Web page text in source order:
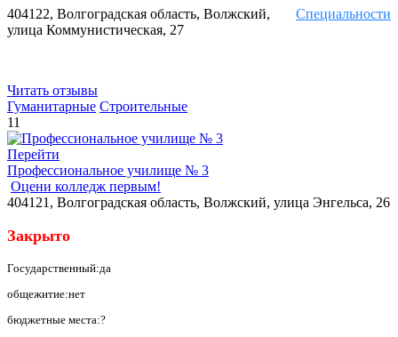
Специальности
404122, Волгоградская область, Волжский,
улица Коммунистическая, 27
Читать отзывы
Гуманитарные Строительные
11
Перейти
Профессиональное училище № 3
Оцени колледж первым!
404121, Волгоградская область, Волжский, улица Энгельса, 26
Закрыто
Государственный:да
общежитие:нет
бюджетные места:?